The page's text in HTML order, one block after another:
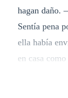
hagan daño.
Sentía pena
ella había
en casa